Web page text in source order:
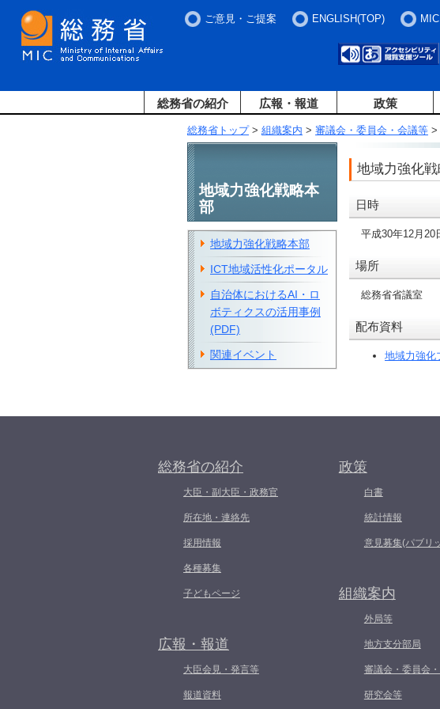
ご意見・ご提案 ENGLISH(TOP)
総務省の紹介 広報・報道 政策
総務省トップ> 組織案内 > 審議会・委員会・会議等 >
地域力強化戦
日時
平成30年12月
場所
総務省省議室
配布資料
地域力強化
地域力強化戦略本
部
地域力強化戦略本部
ICT地域活性化ポータル
自治体におけるAI・ロ
ボティクスの活用事例
(PDF)
関連イベント
総務省の紹介
大臣・副大臣・政務官
所在地・連絡先
採用情報
各種募集
子どもページ
広報・報道
大臣会見・発言等
報道資料
政策
白書
統計情報
意見募集(パブリ
組織案内
外局等
地方支分部局
審議会・委員会
研究会等